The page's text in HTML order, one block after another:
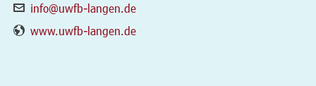
info@uwfb-langen.de
www.uwfb-langen.de